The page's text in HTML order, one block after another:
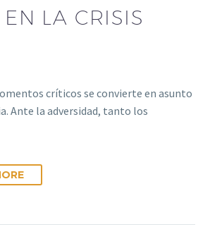
EN LA CRISIS
críticos se convierte en asunto
Ante la adversidad, tanto los